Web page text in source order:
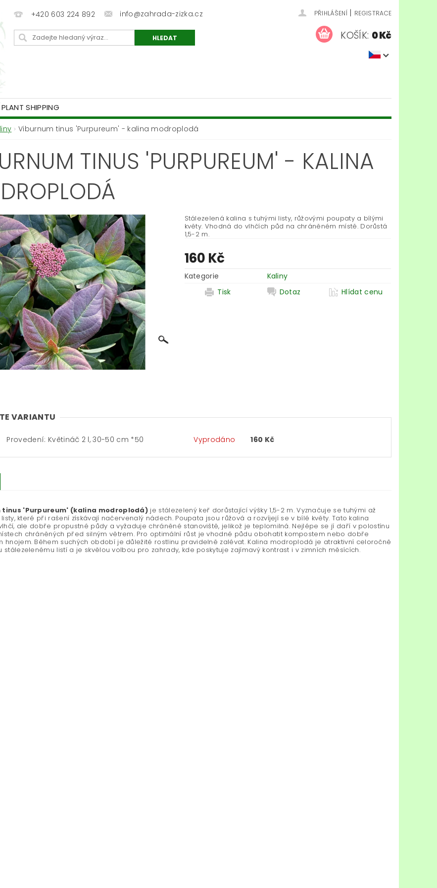
+420 603 224 892 info@zahrada-zizka.cz PŘIHLÁŠENÍ | REGISTRACE
KOŠÍK: 0 Kč
PLANT SHIPPING
Viburnum tinus 'Purpureum' - kalina modroplodá
TINUS 'PURPUREUM' - KALINA
Stálezelená kalina s tuhými listy, růžovými poupaty a bílými
květy. Vhodná do vlhčích půd na chráněném místě. Dorůstá
1,5-2 m.
160 Kč
Kategorie
Kaliny
Tisk
Dotaz Hlídat cenu
VARIANTU
Provedení: Květináč 2 l, 30-50 cm *50 Vyprodáno 160 Kč
tinus 'Purpureum' (kalina modroplodá) je stálezelený keř dorůstající výšky 1,5-2 m. Vyznačuje se tuhými až
listy, které při rašení získávají načervenalý nádech. Poupata jsou růžová a rozvíjejí se v bílé květy. Tato kalina
ale dobře propustné půdy a vyžaduje chráněné stanoviště, jelikož je teplomilná. Nejlépe se jí daří v polostínu
chráněných před silným větrem. Pro optimální růst je vhodné půdu obohatit kompostem nebo dobře
hnojem. Během suchých období je důležité rostlinu pravidelně zalévat. Kalina modroplodá je atraktivní celoročně
stálezelenému listí a je skvělou volbou pro zahrady, kde poskytuje zajímavý kontrast i v zimních měsících.